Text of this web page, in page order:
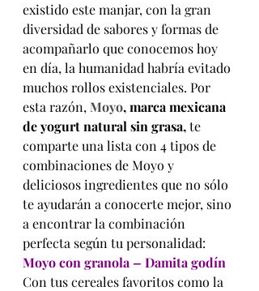
existido este manjar, con la gran
diversidad de sabores y formas de
acompañarlo que conocemos hoy
en día, la humanidad habría evitado
muchos rollos existenciales. Por
esta razón, Moyo, marca mexicana
de yogurt natural sin grasa, te
comparte una lista con 4 tipos de
combinaciones de Moyo y
deliciosos ingredientes que no sólo
te ayudarán a conocerte mejor, sino
a encontrar la combinación
perfecta según tu personalidad:
Moyo con granola – Damita godín
Con tus cereales favoritos como la